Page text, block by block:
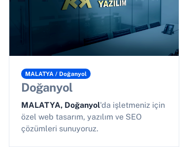
MALATYA / Doğanyol
Doğanyol
MALATYA, Doğanyol'da işletmeniz için
özel web tasarım, yazılım ve SEO
çözümleri sunuyoruz.